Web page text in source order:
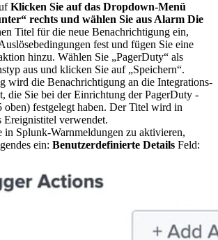
Klicken Sie auf das Dropdown-Menü
rechts und wählen Sie aus Alarm Die
Titel für die neue Benachrichtigung ein,
fest und fügen Sie eine
hinzu. Wählen Sie „PagerDuty“ als
aus und klicken Sie auf „Speichern“.
wird die Benachrichtigung an die Integrations-
die Sie bei der Einrichtung der PagerDuty -
oben) festgelegt haben. Der Titel wird in
Ereignistitel verwendet.
in Splunk-Warnmeldungen zu aktivieren,
ein: Benutzerdefinierte Details Feld: